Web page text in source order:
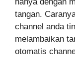
tangan.
channel anda
melambaikan
otomatis